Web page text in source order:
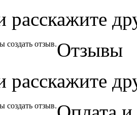
расскажите
создать отзыв.Отзывы
расскажите
создать отзыв.